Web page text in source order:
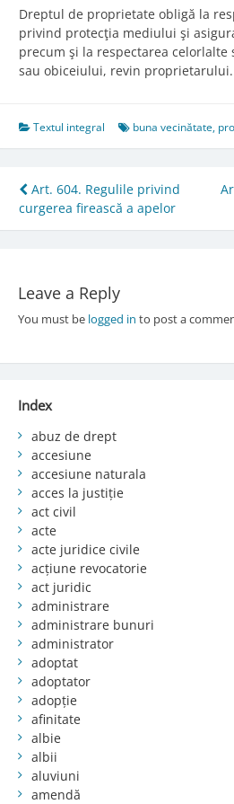
Dreptul de proprietate obligă la
privind protecţia mediului şi
precum şi la respectarea
sau obiceiului, revin proprietarului.
Textul integral buna vecinătate,
Post
navigation
Art. 604. Regulile privind
curgerea firească a apelor
Leave a Reply
You must be logged in to post a
Index
abuz de drept
accesiune
accesiune naturala
acces la justiție
act civil
acte
acte juridice civile
acțiune revocatorie
act juridic
administrare
administrare bunuri
administrator
adoptat
adoptator
adopție
afinitate
albie
albii
aluviuni
amendă